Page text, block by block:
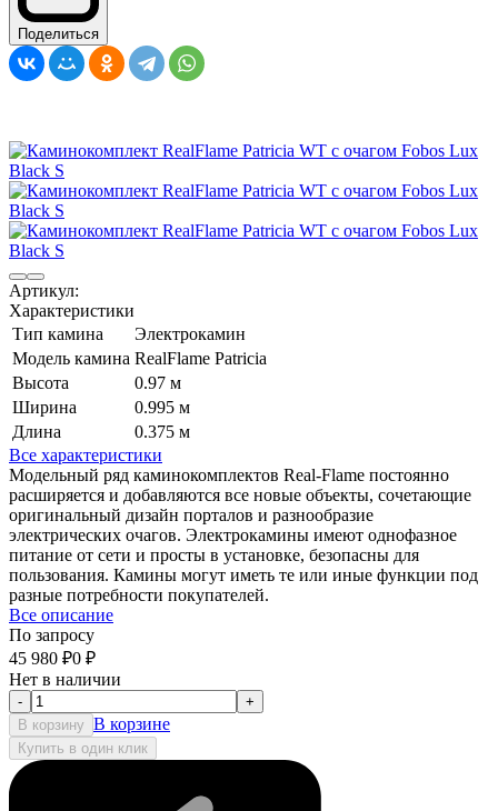
Поделиться
Артикул:
Характеристики
Тип камина
Электрокамин
Модель камина RealFlame Patricia
Высота
0.97 м
Ширина
0.995 м
Длина
0.375 м
Все характеристики
Модельный ряд каминокомплектов Real-Flame постоянно
расширяется и добавляются все новые объекты, сочетающие
оригинальный дизайн порталов и разнообразие
электрических очагов. Электрокамины имеют однофазное
питание от сети и просты в установке, безопасны для
пользования. Камины могут иметь те или иные функции под
разные потребности покупателей.
Все описание
По запросу
45 980 ₽0 ₽
Нет в наличии
-
+
В корзину В корзине
Купить в один клик